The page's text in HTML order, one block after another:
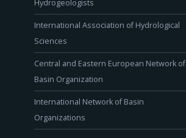
Hydrogeologists
International Association of Hydrological
Sciences
Central and Eastern European Network of
Basin Organization
International Network of Basin
Organizations